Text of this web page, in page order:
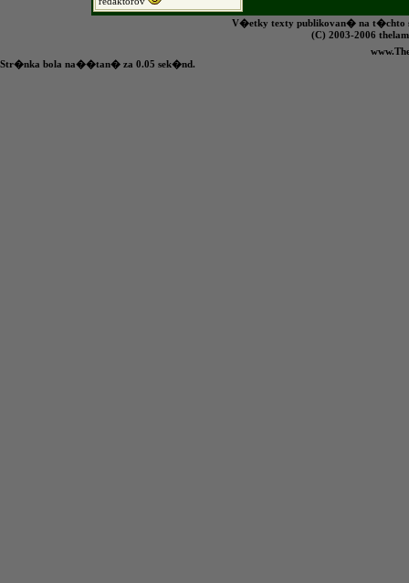
V�etky texty publikovan� na t�chto
(C) 2003-2006
Str�nka bola na��tan� za 0.05 sek�nd.